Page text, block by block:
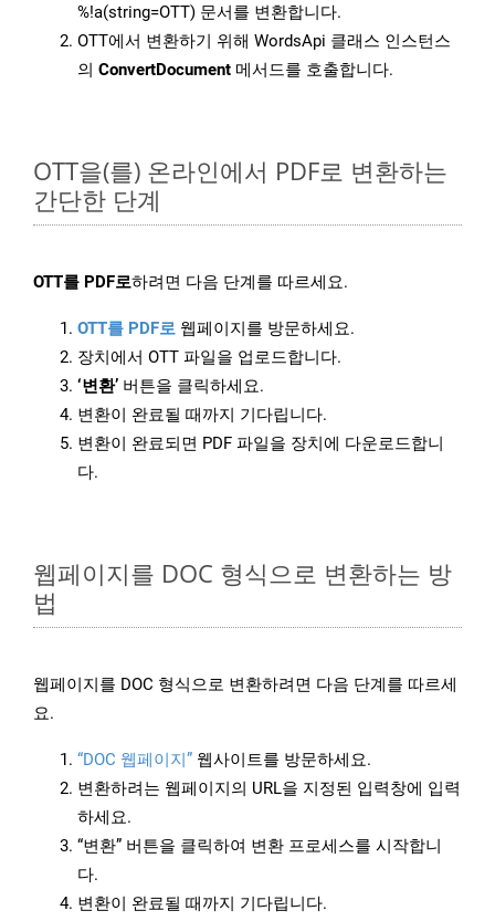
%!a(string=OTT) 문서를 변환합니다.
OTT에서 변환하기 위해 WordsApi 클래스 인스턴스
의 ConvertDocument 메서드를 호출합니다.
OTT을(를) 온라인에서 PDF로 변환하는
간단한 단계
OTT를 PDF로하려면 다음 단계를 따르세요.
OTT를 PDF로 웹페이지를 방문하세요.
장치에서 OTT 파일을 업로드합니다.
‘변환’ 버튼을 클릭하세요.
변환이 완료될 때까지 기다립니다.
변환이 완료되면 PDF 파일을 장치에 다운로드합니
다.
웹페이지를 DOC 형식으로 변환하는 방
법
웹페이지를 DOC 형식으로 변환하려면 다음 단계를 따르세
요.
“DOC 웹페이지” 웹사이트를 방문하세요.
변환하려는 웹페이지의 URL을 지정된 입력창에 입력
하세요.
“변환” 버튼을 클릭하여 변환 프로세스를 시작합니
다.
변환이 완료될 때까지 기다립니다.